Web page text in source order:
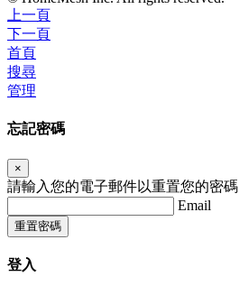
上一頁
下一頁
首頁
搜尋
管理
忘記密碼
×
請輸入您的電子郵件以重置您的密碼
Email
重置密碼
登入